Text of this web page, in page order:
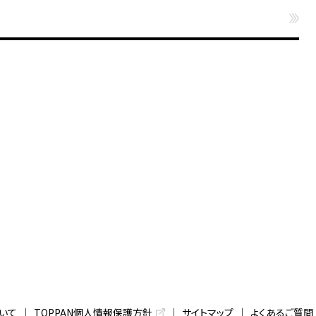
て TOPPAN個人情報保護方針 サイトマップ よくあるご質問